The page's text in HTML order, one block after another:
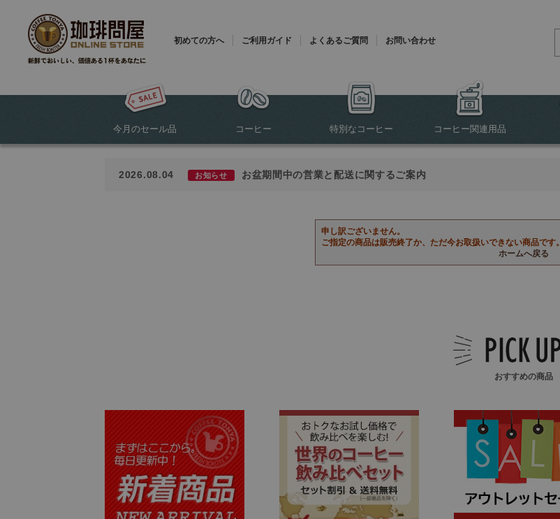
初めての方へ ご利用ガイド よくあるご質問
お問い合わせ
今月のセール品 コーヒー 特別なコーヒー コーヒー関連用品
2026.08.04 お知らせ お盆期間中の営業と配送に関するご案内
申し訳ございません。
ご指定の商品は販売終了か、ただ今お取扱いできない商品です。
ホームへ戻る
おすすめの商品